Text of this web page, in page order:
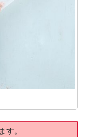
す。